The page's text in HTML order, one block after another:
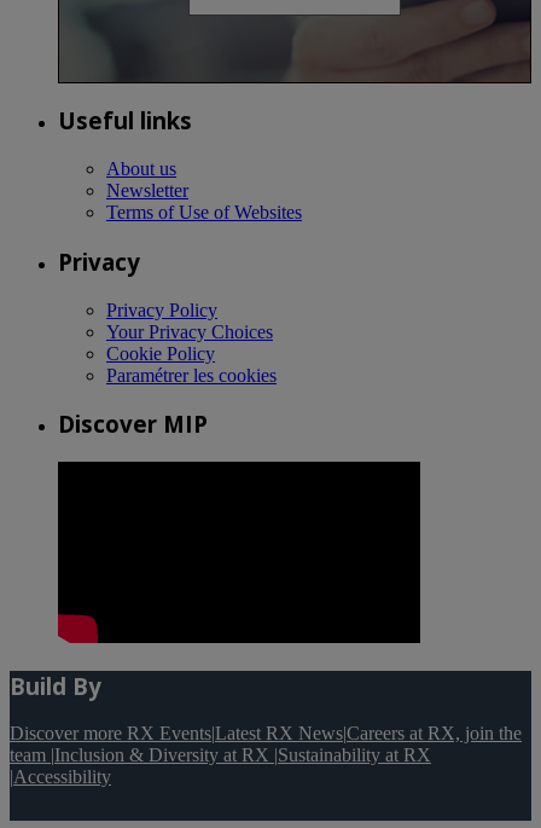
Useful links
About us
Newsletter
Terms of Use of Websites
Privacy
Privacy Policy
Your Privacy Choices
Cookie Policy
Paramétrer les cookies
Discover MIP
Build By
Discover more RX Events|Latest RX News|Careers at RX, join the
team |Inclusion & Diversity at RX |Sustainability at RX
|Accessibility